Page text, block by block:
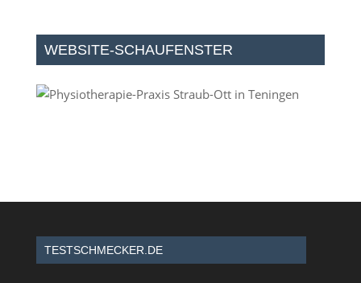
WEBSITE-SCHAUFENSTER
TESTSCHMECKER.DE